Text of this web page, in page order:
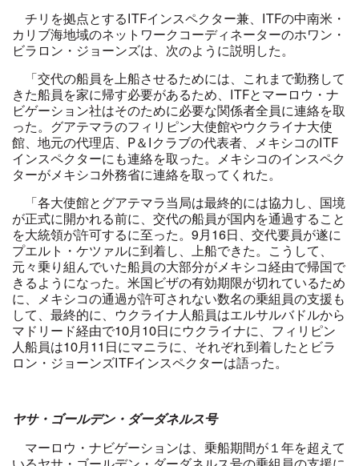
チリを拠点とするITFインスペクター兼、 ITFの中南米・
カリブ海地域のネットワークコーディネーターのホワン・
ビラロン・ジョーンズは、次のように説明した。
「交代の船員を上船させるためには、これまで勤務して
きた船員を家に帰す必要があるため、 ITFとマーロウ・ナ
ビゲーション社はそのために必要な関係者全員に連絡を取
った。グアテマラのフィリピン大使館やウクライナ大使
館、地元の代理店、 P＆Iクラブの代表者、メキシコのITF
インスペクターにも連絡を取った。メキシコのインスペク
ターがメキシコ外務省に連絡を取ってくれた。
「各大使館とグアテマラ当局は最終的には協力し、国境
が正式に開かれる前に、交代の船員が国内を通過すること
を大統領が許可するに至った。 9月16日、交代要員が遂に
プエルト・ケツァルに到着し、上船できた。こうして、
元々乗り組んでいた船員の大部分がメキシコ経由で帰国で
きるようになった。米国ビザの有効期限が切れているため
に、メキシコの通過が許可されない数名の乗組員の支援も
して、 最終的に、ウクライナ人船員はエルサルバドルから
マドリード経由で10月10日にウクライナに、フィリピン
人船員は10月11 日にマニラに、それぞれ到着したとビラ
ロン・ジョーンズITFインスペクターは語った。
ヤサ・ゴールデン・ダーダネルス号
マーロウ・ナビゲーションは、乗船期間が１年を超えて